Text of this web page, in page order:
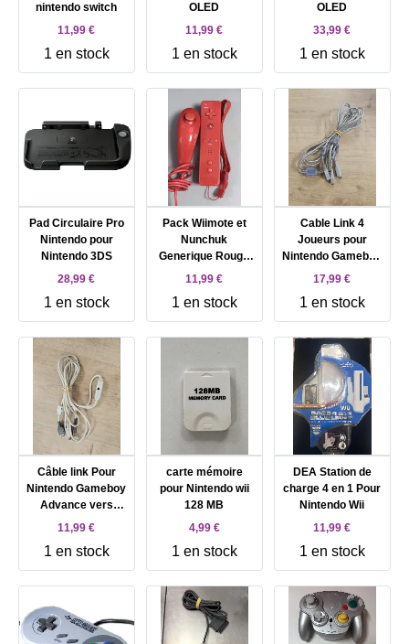
nintendo switch
11,99 €
1 en stock
OLED
11,99 €
1 en stock
OLED
33,99 €
1 en stock
Pad Circulaire Pro
Nintendo pour
Nintendo 3DS
28,99 €
1 en stock
Pack Wiimote et
Nunchuk
Generique Rouge
Pour Nintendo Wii
11,99 €
1 en stock
Cable Link 4
Joueurs pour
Nintendo Gameboy
Advance
17,99 €
1 en stock
Câble link Pour
Nintendo Gameboy
Advance vers
Gameboy Color
11,99 €
1 en stock
carte mémoire
pour Nintendo wii
128 MB
4,99 €
1 en stock
DEA Station de
charge 4 en 1 Pour
Nintendo Wii
11,99 €
1 en stock